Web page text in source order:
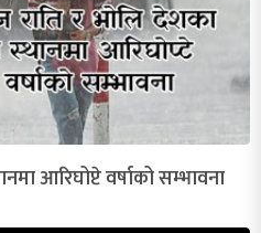
आरिघोप्टे वर्षाको सम्भावना